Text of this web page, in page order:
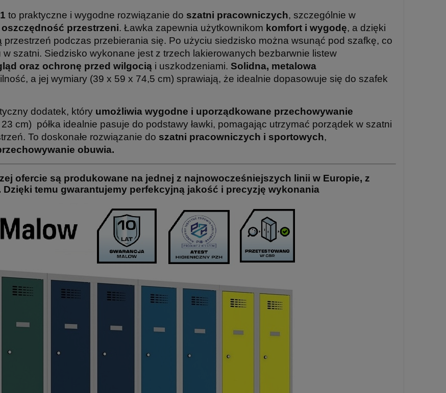
to praktyczne i wygodne rozwiązanie do szatni pracowniczych, szczególnie w
przestrzeni. Ławka zapewnia użytkownikom komfort i wygodę, a dzięki
podczas przebierania się. Po użyciu siedzisko można wsunąć pod szafkę, co
szatni. Siedzisko wykonane jest z trzech lakierowanych bezbarwnie listew
oraz ochronę przed wilgocią i uszkodzeniami. Solidna, metalowa
a jej wymiary (39 x 59 x 74,5 cm) sprawiają, że idealnie dopasowuje się do szafek
dodatek, który umożliwia wygodne i uporządkowane przechowywanie
cm) półka idealnie pasuje do podstawy ławki, pomagając utrzymać porządek w szatni
To doskonałe rozwiązanie do szatni pracowniczych i sportowych,
obuwia.
ofercie są produkowane na jednej z najnowocześniejszych linii w Europie, z
temu gwarantujemy perfekcyjną jakość i precyzję wykonania